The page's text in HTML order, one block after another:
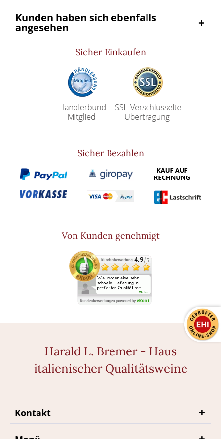
Kunden haben sich ebenfalls
angesehen
Sicher Einkaufen
Sicher Bezahlen
Von Kunden genehmigt
Harald L. Bremer - Haus
italienischer Qualitätsweine
Kontakt